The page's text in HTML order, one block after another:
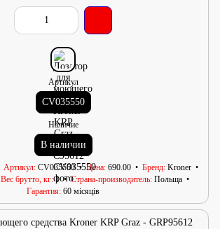
Артикул
CV035550
Наличие
В наличии
Артикул CV035550 Цена 690.00 Бренд Kroner
Вес брутто, кг 1 Страна-производитель Польща
Гарантия 60 місяців